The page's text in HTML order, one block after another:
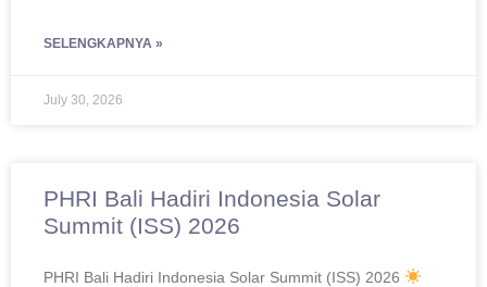
SELENGKAPNYA »
July 30, 2026
PHRI Bali Hadiri Indonesia Solar
Summit (ISS) 2026
PHRI Bali Hadiri Indonesia Solar Summit (ISS) 2026